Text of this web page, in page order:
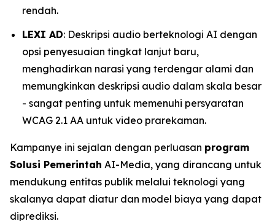
rendah.
LEXI AD: Deskripsi audio berteknologi AI dengan
opsi penyesuaian tingkat lanjut baru,
menghadirkan narasi yang terdengar alami dan
memungkinkan deskripsi audio dalam skala besar
- sangat penting untuk memenuhi persyaratan
WCAG 2.1 AA untuk video prarekaman.
Kampanye ini sejalan dengan perluasan program
Solusi Pemerintah AI-Media, yang dirancang untuk
mendukung entitas publik melalui teknologi yang
skalanya dapat diatur dan model biaya yang dapat
diprediksi.